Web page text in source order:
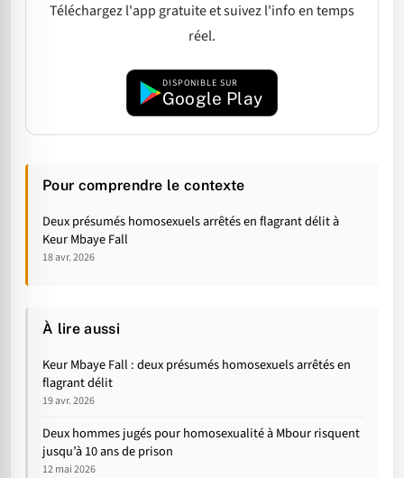
Téléchargez l'app gratuite et suivez l'info en temps
réel.
DISPONIBLE SUR
Google Play
Pour comprendre le contexte
Deux présumés homosexuels arrêtés en flagrant délit à
Keur Mbaye Fall
18 avr. 2026
À lire aussi
Keur Mbaye Fall : deux présumés homosexuels arrêtés en
flagrant délit
19 avr. 2026
Deux hommes jugés pour homosexualité à Mbour risquent
jusqu’à 10 ans de prison
12 mai 2026